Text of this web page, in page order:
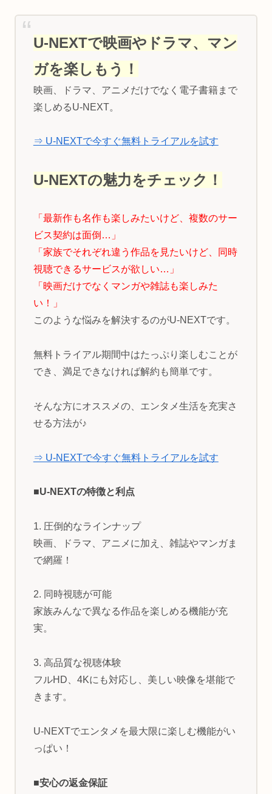
U-NEXTで映画やドラマ、マン
ガを楽しもう！
映画、ドラマ、アニメだけでなく電子書籍まで
楽しめるU-NEXT。
⇒ U-NEXTで今すぐ無料トライアルを試す
U-NEXTの魅力をチェック！
「最新作も名作も楽しみたいけど、複数のサー
ビス契約は面倒…」
「家族でそれぞれ違う作品を見たいけど、同時
視聴できるサービスが欲しい…」
「映画だけでなくマンガや雑誌も楽しみた
い！」
このような悩みを解決するのがU-NEXTです。
無料トライアル期間中はたっぷり楽しむことが
でき、満足できなければ解約も簡単です。
そんな方にオススメの、エンタメ生活を充実さ
せる方法が♪
⇒ U-NEXTで今すぐ無料トライアルを試す
■U-NEXTの特徴と利点
1. 圧倒的なラインナップ
映画、ドラマ、アニメに加え、雑誌やマンガま
で網羅！
2. 同時視聴が可能
家族みんなで異なる作品を楽しめる機能が充
実。
3. 高品質な視聴体験
フルHD、4Kにも対応し、美しい映像を堪能で
きます。
U-NEXTでエンタメを最大限に楽しむ機能がい
っぱい！
■安心の返金保証